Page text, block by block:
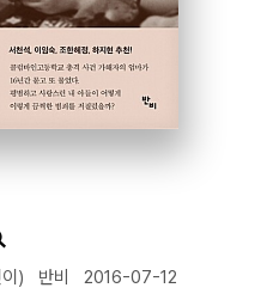
이) 반비 2016-07-12